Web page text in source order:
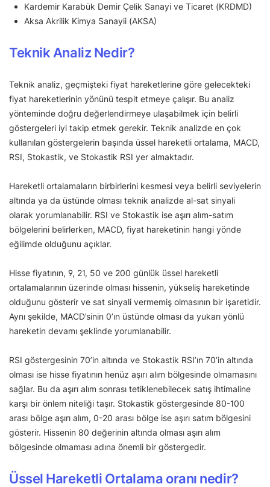
Kardemir Karabük Demir Çelik Sanayi ve Ticaret (KRDMD)
Aksa Akrilik Kimya Sanayii (AKSA)
Teknik Analiz Nedir?
Teknik analiz, geçmişteki fiyat hareketlerine göre gelecekteki
fiyat hareketlerinin yönünü tespit etmeye çalışır. Bu analiz
yönteminde doğru değerlendirmeye ulaşabilmek için belirli
göstergeleri iyi takip etmek gerekir. Teknik analizde en çok
kullanılan göstergelerin başında üssel hareketli ortalama, MACD,
RSI, Stokastik, ve Stokastik RSI yer almaktadır.
Hareketli ortalamaların birbirlerini kesmesi veya belirli seviyelerin
altında ya da üstünde olması teknik analizde al-sat sinyali
olarak yorumlanabilir. RSI ve Stokastik ise aşırı alım-satım
bölgelerini belirlerken, MACD, fiyat hareketinin hangi yönde
eğilimde olduğunu açıklar.
Hisse fiyatının, 9, 21, 50 ve 200 günlük üssel hareketli
ortalamalarının üzerinde olması hissenin, yükseliş hareketinde
olduğunu gösterir ve sat sinyali vermemiş olmasının bir işaretidir.
Aynı şekilde, MACD’sinin 0’ın üstünde olması da yukarı yönlü
hareketin devamı şeklinde yorumlanabilir.
RSI göstergesinin 70’in altında ve Stokastik RSI’ın 70’in altında
olması ise hisse fiyatının henüz aşırı alım bölgesinde olmamasını
sağlar. Bu da aşırı alım sonrası tetiklenebilecek satış ihtimaline
karşı bir önlem niteliği taşır. Stokastik göstergesinde 80-100
arası bölge aşırı alım, 0-20 arası bölge ise aşırı satım bölgesini
gösterir. Hissenin 80 değerinin altında olması aşırı alım
bölgesinde olmaması adına önemli bir göstergedir.
Üssel Hareketli Ortalama oranı nedir?